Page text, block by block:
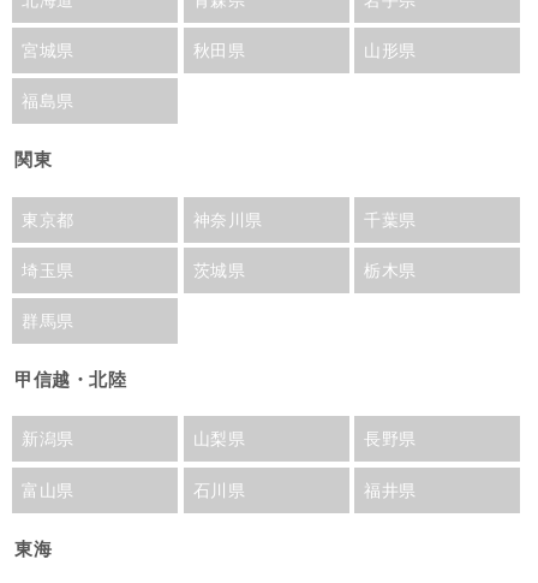
宮城県 秋田県 山形県
福島県
関東
東京都 神奈川県 千葉県
埼玉県 茨城県 栃木県
群馬県
甲信越・北陸
新潟県 山梨県 長野県
富山県 石川県 福井県
東海